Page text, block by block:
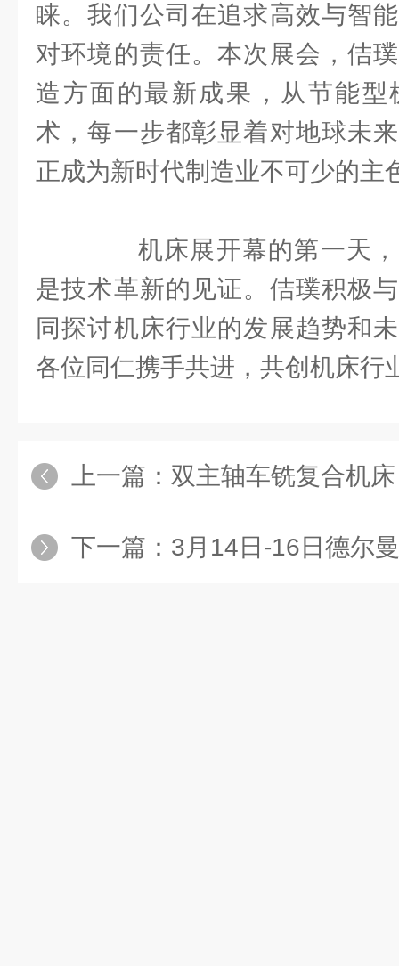
睐。我们公司在追求高效与智
对环境的责任。本次展会，佶
造方面的最新成果，从节能
术，每一步都彰显着对地球未
正成为新时代制造业不可少的主
机床展开幕的第一天，
是技术革新的见证。佶璞积极
同探讨机床行业的发展趋势和
各位同仁携手共进，共创机床行
上一篇： 双主轴车铣复合机床
下一篇： 3月14日-16日德尔曼与